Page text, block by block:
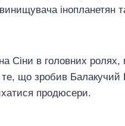
інопланетян
Сіни в головних
що зробив Балакучий
продюсери.